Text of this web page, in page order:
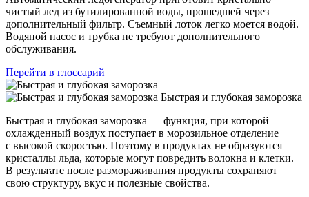
чистый лед из бутилированной воды, прошедшей через
дополнительный фильтр. Съемный лоток легко моется водой.
Водяной насос и трубка не требуют дополнительного
обслуживания.
Перейти в глоссарий
Быстрая и глубокая заморозка
Быстрая и глубокая заморозка — функция, при которой
охлажденный воздух поступает в морозильное отделение
с высокой скоростью. Поэтому в продуктах не образуются
кристаллы льда, которые могут повредить волокна и клетки.
В результате после размораживания продукты сохраняют
свою структуру, вкус и полезные свойства.